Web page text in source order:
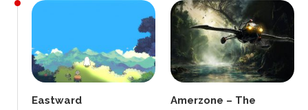
Eastward
Amerzone – The